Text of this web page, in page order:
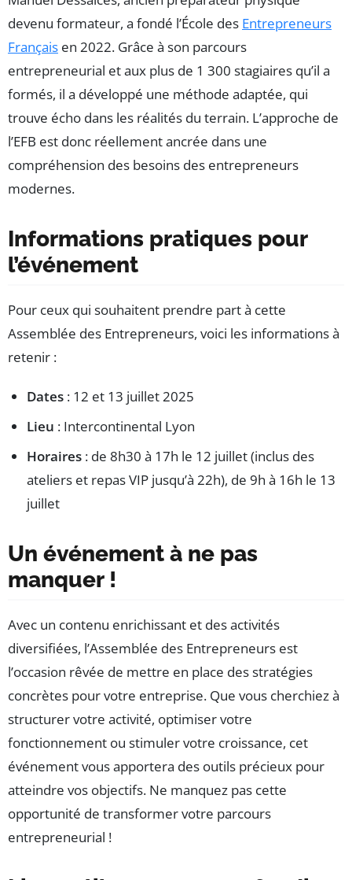
devenu formateur, a fondé l’École des Entrepreneurs
Français en 2022. Grâce à son parcours
entrepreneurial et aux plus de 1 300 stagiaires qu’il a
formés, il a développé une méthode adaptée, qui
trouve écho dans les réalités du terrain. L’approche de
l’EFB est donc réellement ancrée dans une
compréhension des besoins des entrepreneurs
modernes.
Informations pratiques pour
l’événement
Pour ceux qui souhaitent prendre part à cette
Assemblée des Entrepreneurs, voici les informations à
retenir :
Dates : 12 et 13 juillet 2025
Lieu : Intercontinental Lyon
Horaires : de 8h30 à 17h le 12 juillet (inclus des
ateliers et repas VIP jusqu’à 22h), de 9h à 16h le 13
juillet
Un événement à ne pas
manquer !
Avec un contenu enrichissant et des activités
diversifiées, l’Assemblée des Entrepreneurs est
l’occasion rêvée de mettre en place des stratégies
concrètes pour votre entreprise. Que vous cherchiez à
structurer votre activité, optimiser votre
fonctionnement ou stimuler votre croissance, cet
événement vous apportera des outils précieux pour
atteindre vos objectifs. Ne manquez pas cette
opportunité de transformer votre parcours
entrepreneurial !